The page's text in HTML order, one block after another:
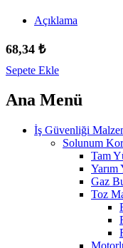
Açıklama
68,34 ₺
Sepete Ekle
Ana Menü
İş Güvenliği
Solunum
Tam
Yarım
Gaz
Toz